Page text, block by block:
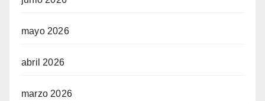
mayo 2026
abril 2026
marzo 2026